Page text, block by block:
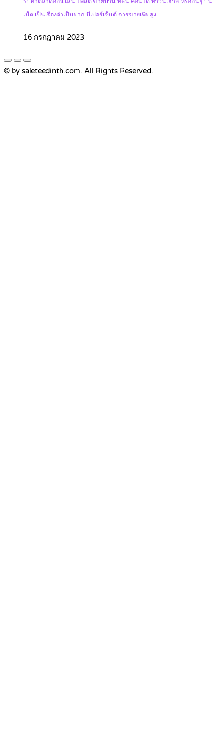
รับทำตลาดออนไลน์ โพสต์ ขายบ้าน ที่ดิน คอนโด ทาวน์เฮ้าส์ หรืออื่นๆ บน
เน็ต เป็นเรื่องจำเป็นมาก มีเปอร์เซ็นต์ การขายเพิ่มสูง
16 กรกฎาคม 2023
© by saleteedinth.com. All Rights Reserved.